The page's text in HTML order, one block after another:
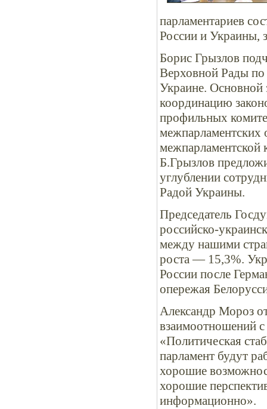
парламентариев
России и Украины,
Борис Грызлов
Верховной Рады по
Украине. Основной
координацию
профильных
межпарламентских
межпарламентской
Б.Грызлов
углублении
Радой Украины.
Председатель
российско-
между нашими
роста — 15,3%.
России после
опережая
Александр Мороз
взаимоотношений
«Политическая
парламент будут
хорошие
хорошие
информационно».